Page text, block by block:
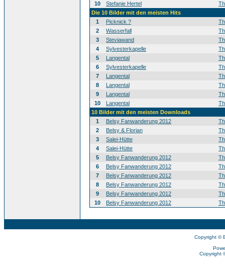
10
Stefanie Hertel
Die 10 Bilder mit den meisten Hits
1
Picknick ?
2
Wasserfall
3
Steviawand
4
Sylvesterkapelle
5
Langental
6
Sylvesterkapelle
7
Langental
8
Langental
9
Langental
10
Langental
10 Bilder mit den meisten Downloads
1
Belsy Fanwanderung 2012
2
Belsy & Florian
3
Salei-Hütte
4
Salei-Hütte
5
Belsy Fanwanderung 2012
6
Belsy Fanwanderung 2012
7
Belsy Fanwanderung 2012
8
Belsy Fanwanderung 2012
9
Belsy Fanwanderung 2012
10
Belsy Fanwanderung 2012
Copyright ©
Copyright